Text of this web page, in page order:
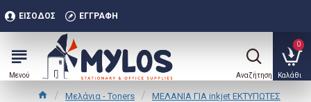
ΕΊΣΟΔΟΣ ΕΓΓΡΑΦΉ
0
Μελάνια - Toners
ΜΕΛΑΝΙΑ ΓΙΑ inkjet ΕΚΤΥΠΩΤΕΣ